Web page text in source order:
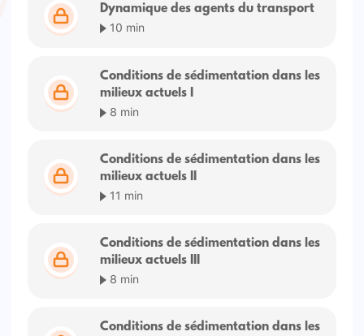
Dynamique des agents du transport
10 min
Conditions de sédimentation dans les
milieux actuels I
8 min
Conditions de sédimentation dans les
milieux actuels II
11 min
Conditions de sédimentation dans les
milieux actuels III
8 min
Conditions de sédimentation dans les